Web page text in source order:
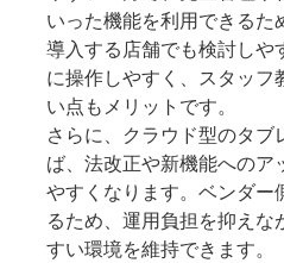
いった機能を利用できるた
導入する店舗でも検討しや
に操作しやすく、スタッフ
い点もメリットです。
さらに、クラウド型のタ
ば、法改正や新機能へのア
やすくなります。ベンダー
るため、運用負担を抑え
すい環境を維持できます。